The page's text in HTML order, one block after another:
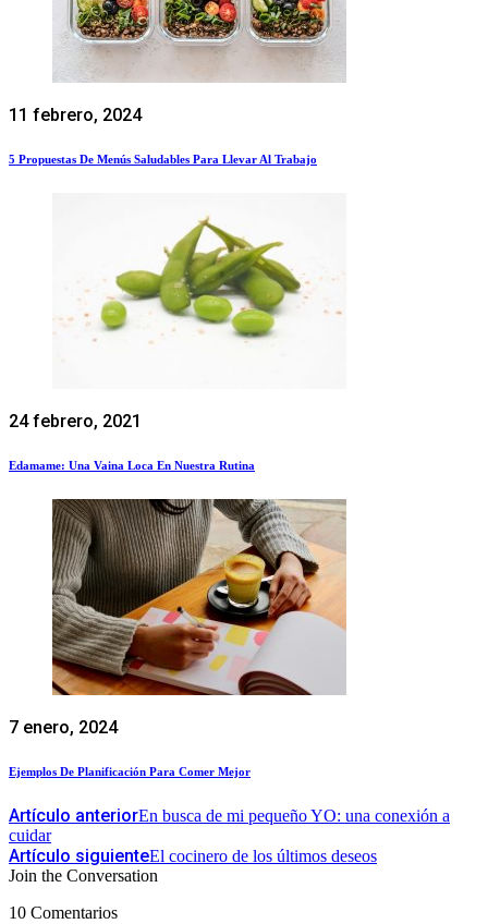
11 febrero, 2024
5 Propuestas De Menús Saludables Para Llevar Al Trabajo
24 febrero, 2021
Edamame: Una Vaina Loca En Nuestra Rutina
7 enero, 2024
Ejemplos De Planificación Para Comer Mejor
Artículo anteriorEn busca de mi pequeño YO: una conexión a
cuidar
Artículo siguienteEl cocinero de los últimos deseos
Join the Conversation
10 Comentarios